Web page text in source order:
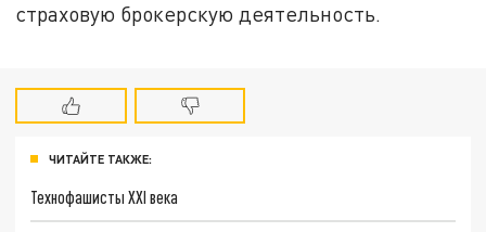
страховую брокерскую деятельность.
ЧИТАЙТЕ ТАКЖЕ:
Технофашисты XXI века